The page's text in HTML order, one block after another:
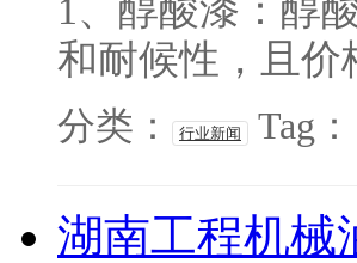
1、醇酸漆：醇
和耐候性，且价
分类： 行业新闻 Tag：
湖南工程机械